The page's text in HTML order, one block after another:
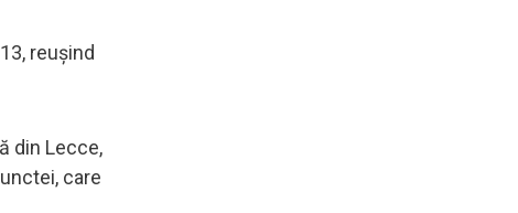
reușind
din Lecce,
care